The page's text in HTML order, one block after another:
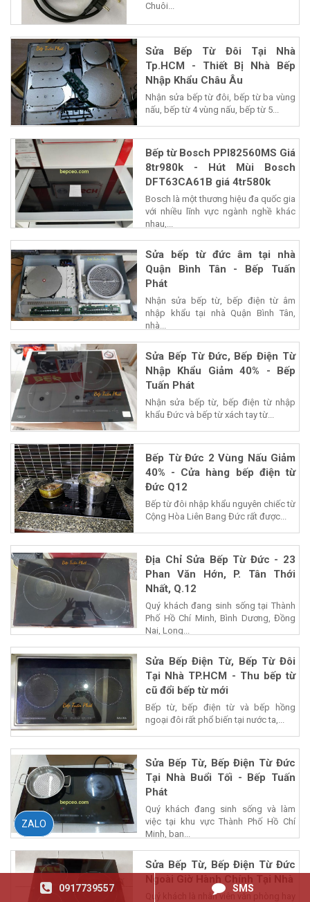
Chuôi...
Sửa Bếp Từ Đôi Tại Nhà
Tp.HCM - Thiết Bị Nhà Bếp
Nhập Khẩu Châu Âu
Nhận sửa bếp từ đôi, bếp từ ba vùng
nấu, bếp từ 4 vùng nấu, bếp từ 5...
Bếp từ Bosch PPI82560MS Giá
8tr980k - Hút Mùi Bosch
DFT63CA61B giá 4tr580k
Bosch là một thương hiệu đa quốc gia
với nhiều lĩnh vực ngành nghề khác
nhau,...
Sửa bếp từ đức âm tại nhà
Quận Bình Tân - Bếp Tuấn
Phát
Nhận sửa bếp từ, bếp điện từ âm
nhập khẩu tại nhà Quận Bình Tân,
nhà...
Sửa Bếp Từ Đức, Bếp Điện Từ
Nhập Khẩu Giảm 40% - Bếp
Tuấn Phát
Nhận sửa bếp từ, bếp điện từ nhập
khẩu Đức và bếp từ xách tay từ...
Bếp Từ Đức 2 Vùng Nấu Giảm
40% - Cửa hàng bếp điện từ
Đức Q12
Bếp từ đôi nhập khẩu nguyên chiếc từ
Cộng Hòa Liên Bang Đức rất được...
Địa Chỉ Sửa Bếp Từ Đức - 23
Phan Văn Hớn, P. Tân Thới
Nhất, Q.12
Quý khách đang sinh sống tại Thành
Phố Hồ Chí Minh, Bình Dương, Đồng
Nai, Long...
Sửa Bếp Điện Từ, Bếp Từ Đôi
Tại Nhà TP.HCM - Thu bếp từ
cũ đổi bếp từ mới
Bếp từ, bếp điện từ và bếp hồng
ngoại đôi rất phổ biến tại nước ta,...
Sửa Bếp Từ, Bếp Điện Từ Đức
Tại Nhà Buổi Tối - Bếp Tuấn
Phát
Quý khách đang sinh sống và làm
việc tại khu vực Thành Phố Hồ Chí
Minh, bạn...
Sửa Bếp Từ, Bếp Điện Từ Đức
Ngoài Giờ Hành Chính Tại Nhà
Quý khách là nhân viên văn phòng hay
0917739557 SMS
ZALO